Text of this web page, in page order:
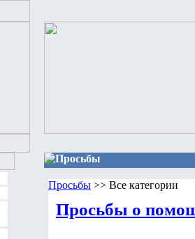
Просьбы
Просьбы >> Все категории
Просьбы о